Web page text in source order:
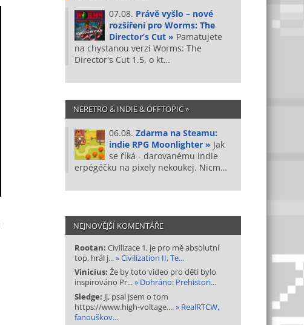
07.08. Právě vyšlo – nové
rozšíření pro Worms: The
Director’s Cut » Pamatujete
na chystanou verzi Worms: The
Director's Cut 1.5, o kt…
NERETRO & INDIE & OFFTOPIC »
06.08. Zdarma na Steamu:
indie RPG Moonlighter » Jak
se říká - darovanému indie
erpégéčku na pixely nekoukej. Nicm…
NEJNOVĚJŠÍ KOMENTÁŘE
Rootan: Civilizace 1, je pro mě absolutní
top, hrál j...» Civilization II, Te...
Vinicius: Že by toto video pro děti bylo
inspirováno Pr...» Dohráno: Prehistori...
Sledge: Jj, psal jsem o tom
https://www.high-voltage....» RealRTCW,
fanouškov...